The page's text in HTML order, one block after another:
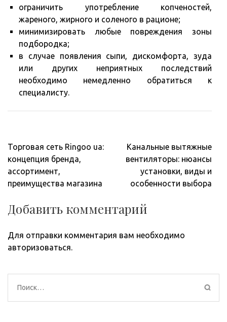
ограничить употребление копченостей,
жареного, жирного и соленого в рационе;
минимизировать любые повреждения зоны
подбородка;
в случае появления сыпи, дискомфорта, зуда
или других неприятных последствий
необходимо немедленно обратиться к
специалисту.
Навигация
по
записям
Торговая сеть Ringoo ua:
концепция бренда,
ассортимент,
преимущества магазина
Канальные вытяжные
вентиляторы: нюансы
установки, виды и
особенности выбора
Добавить комментарий
Для отправки комментария вам необходимо
авторизоваться.
Найти: